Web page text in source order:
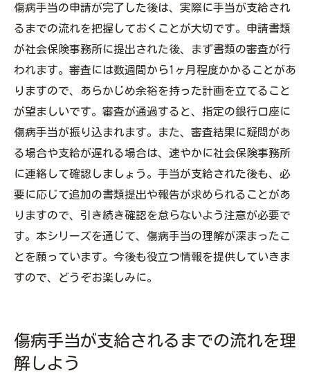
傷病手当の申請が完了した後は、実際に手当が支給され
るまでの流れを把握しておくことが大切です。申請書類
が社会保険事務所に提出された後、まず書類の審査が行
われます。審査には数週間から1ヶ月程度かかることがあ
りますので、あらかじめ余裕を持った計画を立てること
が望ましいです。審査が通過すると、指定の銀行口座に
傷病手当が振り込まれます。また、審査結果に疑問があ
る場合や支給が遅れる場合は、速やかに社会保険事務所
に連絡して確認しましょう。手当が支給された後も、必
要に応じて追加の書類提出や報告が求められることがあ
りますので、引き続き確認を怠らないよう注意が必要で
す。本シリーズを通じて、傷病手当の理解が深まったこ
とを願っています。今後も役立つ情報を提供していきま
すので、どうぞお楽しみに。
傷病手当が支給されるまでの流れを理
解しよう